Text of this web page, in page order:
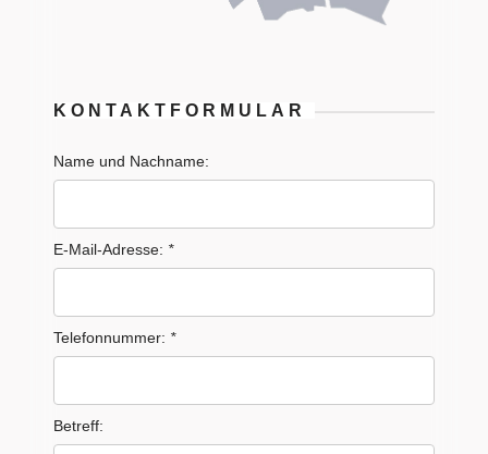
KONTAKTFORMULAR
Name und Nachname:
E-Mail-Adresse: *
Telefonnummer: *
Betreff: